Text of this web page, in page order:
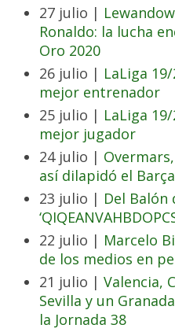
27 julio |
Ronaldo: la lucha
Oro 2020
26 julio | LaLiga
mejor entrenador
25 julio | LaLiga
mejor jugador
24 julio |
así dilapidó el
23 julio | Del Balón
22 julio | Marcelo
de los medios en
21 julio | Valencia,
Sevilla y un
la Jornada 38